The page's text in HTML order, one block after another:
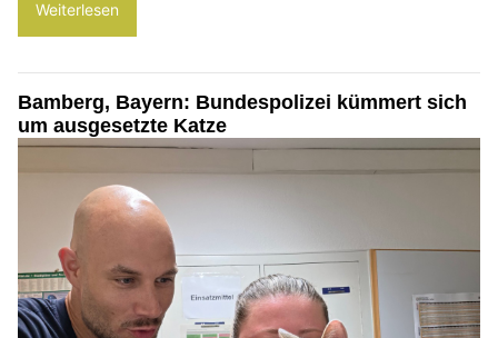
Weiterlesen
Bamberg, Bayern: Bundespolizei kümmert sich
um ausgesetzte Katze